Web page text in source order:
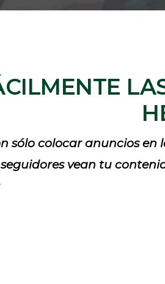
sólo colocar anuncios
vean tu